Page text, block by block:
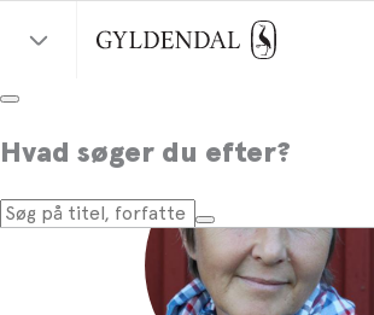
Hvad søger du efter?